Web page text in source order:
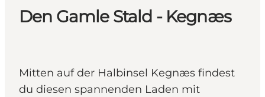
Den Gamle Stald - Kegnæs
Mitten auf der Halbinsel Kegnæs findest
du diesen spannenden Laden mit